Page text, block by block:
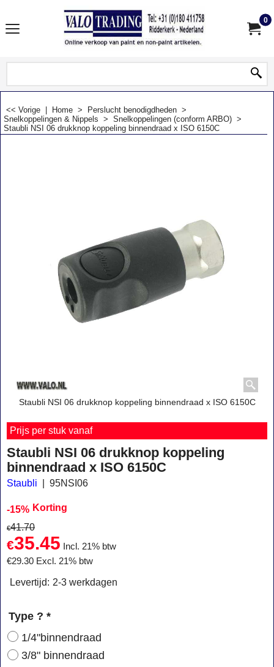
0
<< Vorige Home > Perslucht benodigdheden >
Snelkoppelingen & Nippels > Snelkoppelingen (conform ARBO) >
Staubli NSI 06 drukknop koppeling binnendraad x ISO 6150C
Staubli NSI 06 drukknop koppeling binnendraad x ISO 6150C
Prijs per stuk vanaf
Staubli NSI 06 drukknop koppeling
binnendraad x ISO 6150C
Staubli 95NSI06
-15% Korting
€41.70
€35.45
Incl. 21% btw
€29.30 Excl. 21% btw
Levertijd: 2-3 werkdagen
Type ? *
1/4"binnendraad
3/8" binnendraad